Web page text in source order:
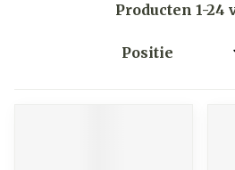
Producten 1-24
Sorteer op: